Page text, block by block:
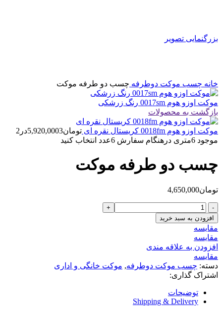
بزرگنمایی تصویر
خانه چسب موکت دوطرفه چسب دو طرفه موکت
موکت اوزو هوم 0017sm رنگ زرشکی
بازگشت به محصولات
موکت اوزو هوم 0018fm کریستال نقره ای تومان 5,920,000
3در2
موجود 6متری درهنگام سفارش 6عدد انتخاب کنید
چسب دو طرفه موکت
تومان4,650,000
چسب
دو
طرفه
عدد
افزودن به سبد خرید
مقایسه
مقایسه
افزودن به علاقه مندی
مقایسه
دسته: چسب موکت دوطرفه, موکت خانگی و اداری
اشتراک گذاری:
توضیحات
Shipping & Delivery